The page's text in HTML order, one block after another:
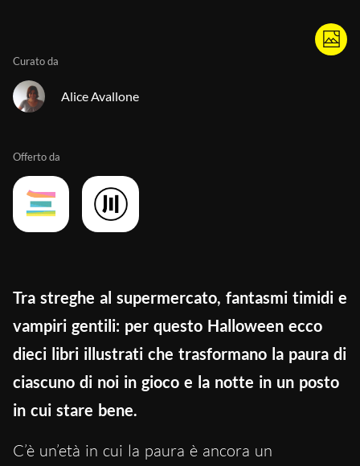
Curato da
Alice Avallone
Offerto da
Tra streghe al supermercato, fantasmi timidi e
vampiri gentili: per questo Halloween ecco
dieci libri illustrati che trasformano la paura di
ciascuno di noi in gioco e la notte in un posto
in cui stare bene.
C’è un’età in cui la paura è ancora un